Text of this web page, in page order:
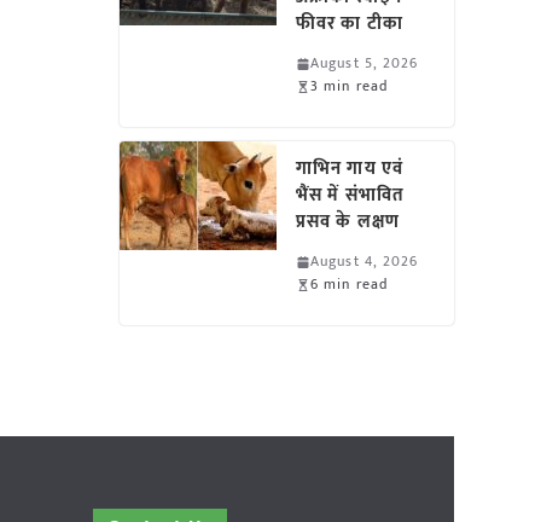
फीवर का टीका
August 5, 2026
3 min read
गाभिन गाय एवं
भैंस में संभावित
प्रसव के लक्षण
August 4, 2026
6 min read